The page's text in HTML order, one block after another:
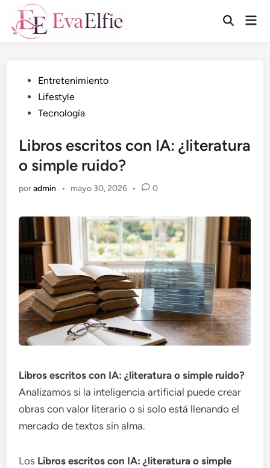
Saltar
contenido
Abrir
Publicado
en
Entretenimiento
Lifestyle
Tecnología
Libros escritos con IA: ¿literatura
o simple ruido?
poradmin • mayo 30, 2026 • 0
Libros escritos con IA: ¿literatura o simple ruido?
Analizamos si la inteligencia artificial puede crear
obras con valor literario o si solo está llenando el
mercado de textos sin alma.
Los Libros escritos con IA: ¿literatura o simple